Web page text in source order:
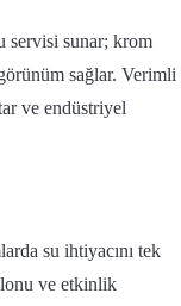
servisi sunar; krom
sağlar. Verimli
ve endüstriyel
su ihtiyacını tek
ve etkinlik